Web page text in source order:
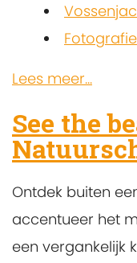
Fotografie
Lees meer...
See the
Ontdek buiten
accentueer het
een vergankelijk